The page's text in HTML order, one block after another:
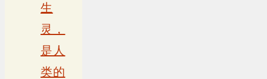
生
灵，
是人
类的